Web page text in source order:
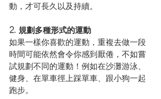
動，才可長久以及持續。
2. 規劃多種形式的運動
如果一樣你喜歡的運動，重複去做一段
時間可能依然會令你感到厭倦，不如嘗
試規劃不同的運動！例如在沙灘游泳、
健身、在單車徑上踩單車、跟小狗一起
跑步。